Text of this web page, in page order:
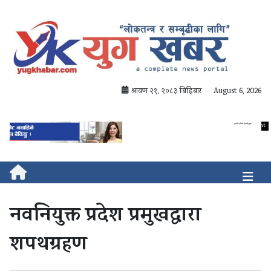
श्रावण २१, २०८३ बिहिबार August 6, 2026
नवनियुक्त प्रदेश प्रमुखद्वारा
शपथग्रहण